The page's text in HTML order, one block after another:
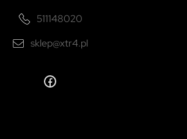
511148020
sklep@xtr4.pl